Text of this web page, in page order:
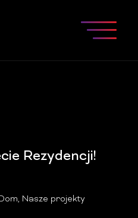
Rezydencji!
, Nasze projekty